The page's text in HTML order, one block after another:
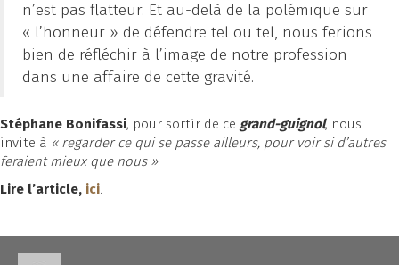
n’est pas flatteur. Et au-delà de la polémique sur
« l’honneur » de défendre tel ou tel, nous ferions
bien de réfléchir à l’image de notre profession
dans une affaire de cette gravité.
Stéphane Bonifassi, pour sortir de ce grand-guignol, nous
invite à « regarder ce qui se passe ailleurs, pour voir si d’autres
feraient mieux que nous ».
Lire l’article, ici.